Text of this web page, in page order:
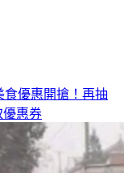
食優惠開搶！再抽
優惠券